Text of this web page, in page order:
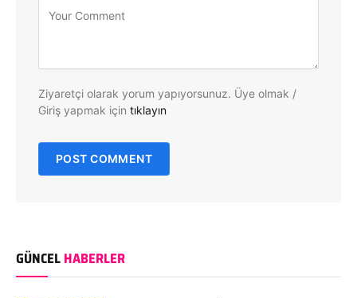
Ziyaretçi olarak yorum yapıyorsunuz. Üye olmak /
Giriş yapmak için tıklayın
GÜNCELHABERLER